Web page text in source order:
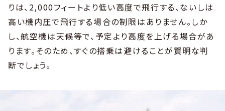
りは、2,000フィートより低い高度で飛行する、ないしは
高い機内圧で飛行する場合の制限はありません。しか
し、航空機は天候等で、予定より高度を上げる場合があ
ります。そのため、すぐの搭乗は避けることが賢明な判
断でしょう。